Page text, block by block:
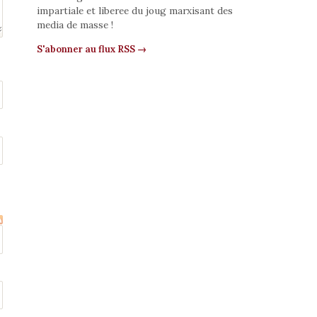
impartiale et liberee du joug marxisant des
media de masse !
S'abonner au flux RSS →